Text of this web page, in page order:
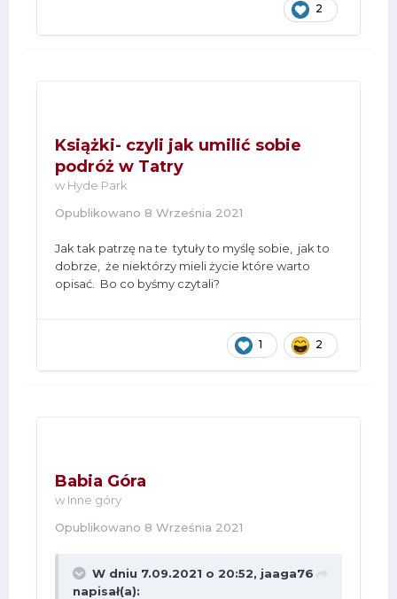
2
Książki- czyli jak umilić sobie
podróż w Tatry
w Hyde Park
Opublikowano 8 Września 2021
Jak tak patrzę na te tytuły to myślę sobie, jak to
dobrze, że niektórzy mieli życie które warto
opisać. Bo co byśmy czytali?
1 2
Babia Góra
w Inne góry
Opublikowano 8 Września 2021
W dniu 7.09.2021 o 20:52, jaaga76
napisał(a):